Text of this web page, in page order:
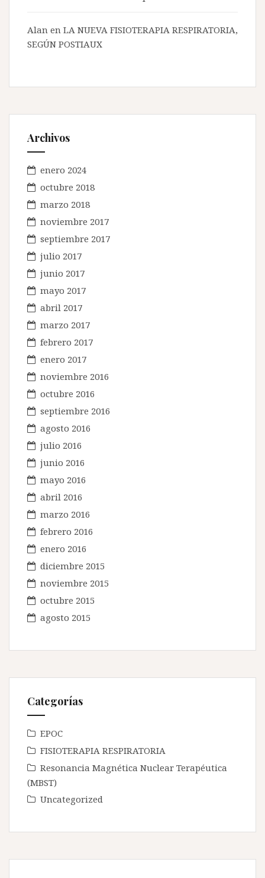
Alan en LA NUEVA FISIOTERAPIA RESPIRATORIA,
SEGÚN POSTIAUX
Archivos
enero 2024
octubre 2018
marzo 2018
noviembre 2017
septiembre 2017
julio 2017
junio 2017
mayo 2017
abril 2017
marzo 2017
febrero 2017
enero 2017
noviembre 2016
octubre 2016
septiembre 2016
agosto 2016
julio 2016
junio 2016
mayo 2016
abril 2016
marzo 2016
febrero 2016
enero 2016
diciembre 2015
noviembre 2015
octubre 2015
agosto 2015
Categorías
EPOC
FISIOTERAPIA RESPIRATORIA
Resonancia Magnética Nuclear Terapéutica
(MBST)
Uncategorized